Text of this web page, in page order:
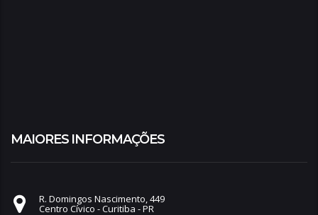
MAIORES INFORMAÇÕES
R. Domingos Nascimento, 449
Centro Cívico - Curitiba - PR